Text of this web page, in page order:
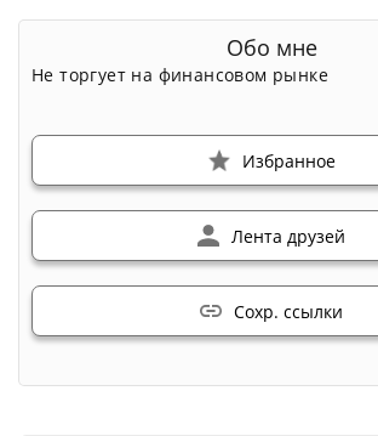
Обо мне
Не торгует на финансовом рынке
Избранное
Лента друзей
Сохр. ссылки